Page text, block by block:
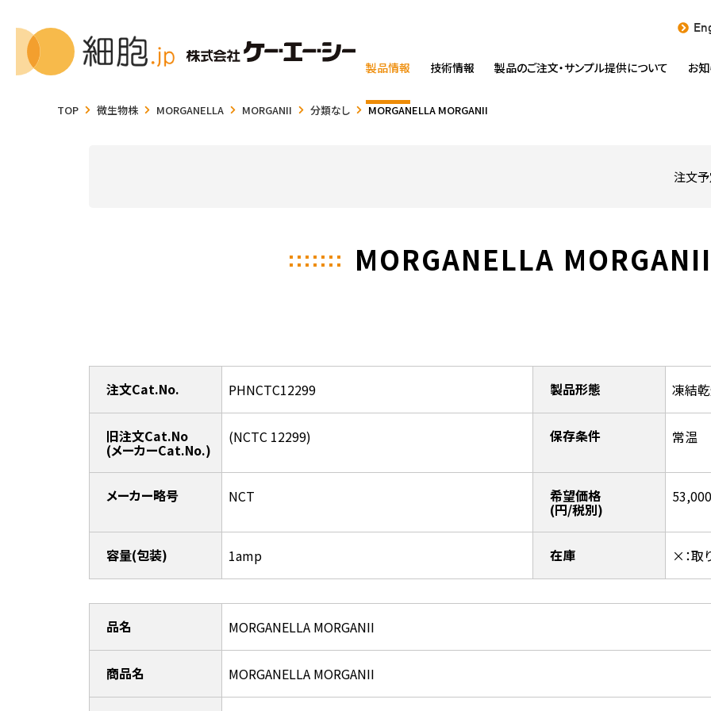
製品情報 技術情報 製品のご注文・サンプル提供について お
TOP 微生物株 MORGANELLA MORGANII 分類なし MORGANELLA MORGANII
注文
MORGANELLA MORGANII
注文Cat.No. PHNCTC12299 製品形態 凍結
旧注文Cat.No
(メーカーCat.No.)
(NCTC 12299) 保存条件 常温
メーカー略号 NCT 希望価格
(円/税別)
53,000
容量(包装) 1amp 在庫 ×：取
品名 MORGANELLA MORGANII
商品名 MORGANELLA MORGANII